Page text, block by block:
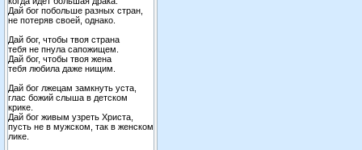
Дай бог побольше разных стран,
не потеряв своей, однако.
Дай бог, чтобы твоя страна
тебя не пнула сапожищем.
Дай бог, чтобы твоя жена
тебя любила даже нищим.
Дай бог лжецам замкнуть уста,
глас божий слыша в детском
крике.
Дай бог живым узреть Христа,
пусть не в мужском, так в женском
лике.